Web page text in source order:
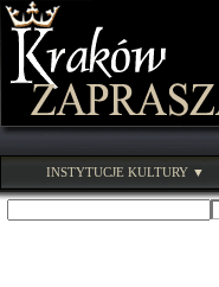
INSTYTUCJE KULTURY ▼